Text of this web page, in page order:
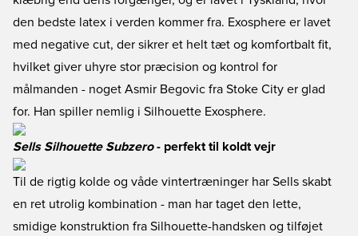
den bedste latex i verden kommer fra. Exosphere er lavet
med negative cut, der sikrer et helt tæt og komfortbalt fit,
hvilket giver uhyre stor præcision og kontrol for
målmanden - noget Asmir Begovic fra Stoke City er glad
for. Han spiller nemlig i Silhouette Exosphere.
Sells Silhouette Subzero- perfekt til koldt vejr
Til de rigtig kolde og våde vintertræninger har Sells skabt
en ret utrolig kombination - man har taget den lette,
smidige konstruktion fra Silhouette-handsken og tilføjet